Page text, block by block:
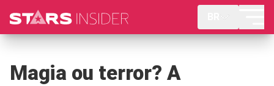
Magia ou terror? A